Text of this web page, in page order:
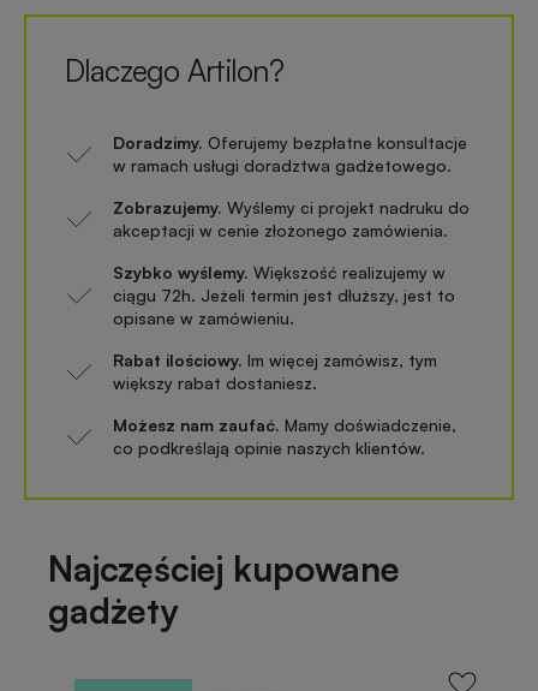
Dlaczego Artilon?
Doradzimy. Oferujemy bezpłatne konsultacje
w ramach usługi doradztwa gadżetowego.
Zobrazujemy. Wyślemy ci projekt nadruku do
akceptacji w cenie złożonego zamówienia.
Szybko wyślemy. Większość realizujemy w
ciągu 72h. Jeżeli termin jest dłuższy, jest to
opisane w zamówieniu.
Rabat ilościowy. Im więcej zamówisz, tym
większy rabat dostaniesz.
Możesz nam zaufać. Mamy doświadczenie,
co podkreślają opinie naszych klientów.
Najczęściej kupowane
gadżety